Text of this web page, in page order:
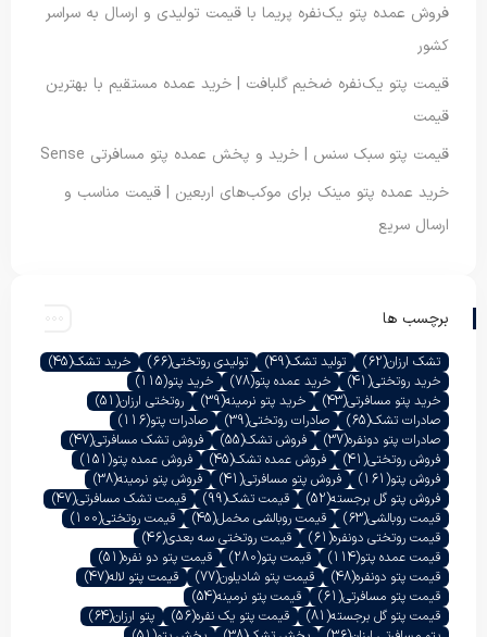
فروش عمده پتو یک‌نفره پریما با قیمت تولیدی و ارسال به سراسر
کشور
قیمت پتو یک‌نفره ضخیم گلبافت | خرید عمده مستقیم با بهترین
قیمت
قیمت پتو سبک سنس | خرید و پخش عمده پتو مسافرتی Sense
خرید عمده پتو مینک برای موکب‌های اربعین | قیمت مناسب و
ارسال سریع
برچسب ها
تشک ارزان(62) تولید تشک(49) تولیدی روتختی(66) خرید تشک(45)
خرید روتختی(41) خرید عمده پتو(78) خرید پتو(115)
خرید پتو مسافرتی(43) خرید پتو نرمینه(39) روتختی ارزان(51)
صادرات تشک(65) صادرات روتختی(39) صادرات پتو(116)
صادرات پتو دونفره(37) فروش تشک(55) فروش تشک مسافرتی(47)
فروش روتختی(41) فروش عمده تشک(45) فروش عمده پتو(151)
فروش پتو(161) فروش پتو مسافرتی(41) فروش پتو نرمینه(38)
فروش پتو گل برجسته(52) قیمت تشک(99) قیمت تشک مسافرتی(47)
قیمت روبالشی(63) قیمت روبالشی مخمل(45) قیمت روتختی(100)
قیمت روتختی دونفره(61) قیمت روتختی سه بعدی(46)
قیمت عمده پتو(114) قیمت پتو(280) قیمت پتو دو نفره(51)
قیمت پتو دونفره(48) قیمت پتو شادیلون(77) قیمت پتو لاله(47)
قیمت پتو مسافرتی(61) قیمت پتو نرمینه(54)
قیمت پتو گل برجسته(81) قیمت پتو یک نفره(56) پتو ارزان(64)